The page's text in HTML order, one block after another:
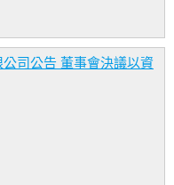
司公告 董事會決議以資